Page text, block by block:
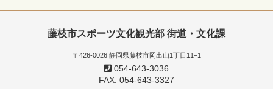
藤枝市スポーツ文化観光部 街道・文化課
〒426-0026 静岡県藤枝市岡出山1丁目11−1
054-643-3036
FAX. 054-643-3327